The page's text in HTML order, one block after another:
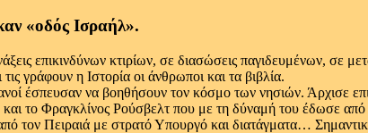
«οδός Ισραήλ».
επικινδύνων κτιρίων, σε διασώσεις παγιδευμένων, σε
γράφουν η Ιστορία οι άνθρωποι και τα βιβλία.
έσπευσαν να βοηθήσουν τον κόσμο των νησιών. Άρχισε
το Φραγκλίνος Ρούσβελτ που με τη δύναμή του έδωσε
τον Πειραιά με στρατό Υπουργό και διατάγματα…